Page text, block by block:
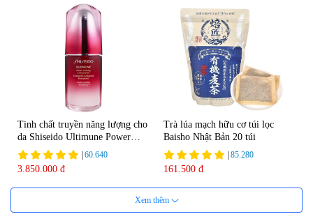
Tinh chất truyền năng lượng cho
da Shiseido Ultimune Power
75ml
60.640
3.850.000 đ
Trà lúa mạch hữu cơ túi lọc
Baisho Nhật Bản 20 túi
85.280
161.500 đ
Xem thêm